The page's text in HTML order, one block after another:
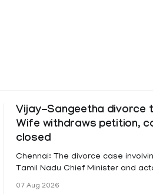
Vijay-Sangeetha divorce
Wife withdraws petition,
closed
Chennai: The divorce case
Tamil Nadu Chief Minister and
Sowrnalingam has taken a new turn
07 Aug 2026